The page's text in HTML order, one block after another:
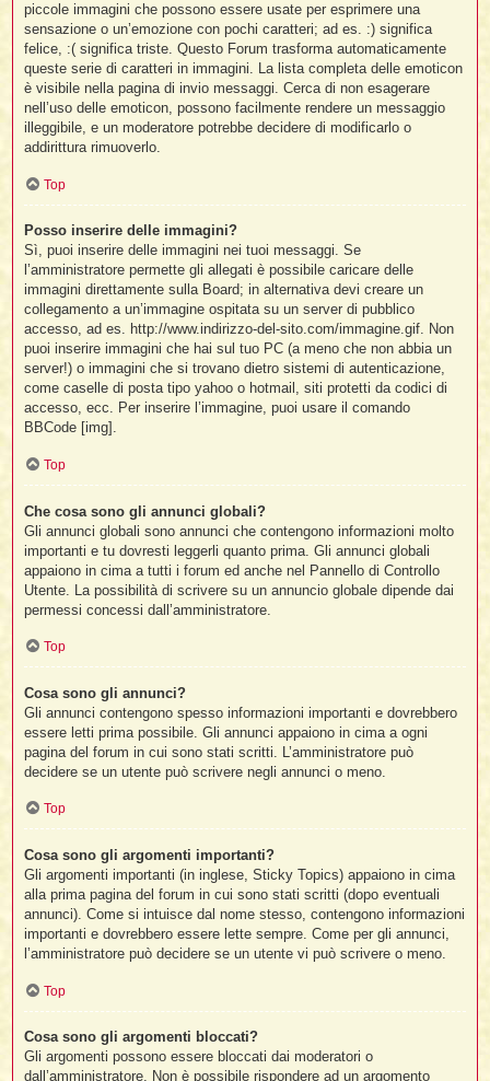
piccole immagini che possono essere usate per esprimere una
sensazione o un’emozione con pochi caratteri; ad es. :) significa
felice, :( significa triste. Questo Forum trasforma automaticamente
queste serie di caratteri in immagini. La lista completa delle emoticon
è visibile nella pagina di invio messaggi. Cerca di non esagerare
nell’uso delle emoticon, possono facilmente rendere un messaggio
illeggibile, e un moderatore potrebbe decidere di modificarlo o
addirittura rimuoverlo.
Top
Posso inserire delle immagini?
Sì, puoi inserire delle immagini nei tuoi messaggi. Se
l’amministratore permette gli allegati è possibile caricare delle
immagini direttamente sulla Board; in alternativa devi creare un
collegamento a un’immagine ospitata su un server di pubblico
accesso, ad es. http://www.indirizzo-del-sito.com/immagine.gif. Non
puoi inserire immagini che hai sul tuo PC (a meno che non abbia un
server!) o immagini che si trovano dietro sistemi di autenticazione,
come caselle di posta tipo yahoo o hotmail, siti protetti da codici di
accesso, ecc. Per inserire l’immagine, puoi usare il comando
BBCode [img].
Top
Che cosa sono gli annunci globali?
Gli annunci globali sono annunci che contengono informazioni molto
importanti e tu dovresti leggerli quanto prima. Gli annunci globali
appaiono in cima a tutti i forum ed anche nel Pannello di Controllo
Utente. La possibilità di scrivere su un annuncio globale dipende dai
permessi concessi dall’amministratore.
Top
Cosa sono gli annunci?
Gli annunci contengono spesso informazioni importanti e dovrebbero
essere letti prima possibile. Gli annunci appaiono in cima a ogni
pagina del forum in cui sono stati scritti. L’amministratore può
decidere se un utente può scrivere negli annunci o meno.
Top
Cosa sono gli argomenti importanti?
Gli argomenti importanti (in inglese, Sticky Topics) appaiono in cima
alla prima pagina del forum in cui sono stati scritti (dopo eventuali
annunci). Come si intuisce dal nome stesso, contengono informazioni
importanti e dovrebbero essere lette sempre. Come per gli annunci,
l’amministratore può decidere se un utente vi può scrivere o meno.
Top
Cosa sono gli argomenti bloccati?
Gli argomenti possono essere bloccati dai moderatori o
dall’amministratore. Non è possibile rispondere ad un argomento